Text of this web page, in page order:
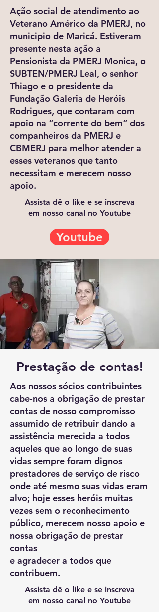
Ação social de atendimento ao
Veterano Américo da PMERJ, no
municipio de Maricá. Estiveram
presente nesta ação a
Pensionista da PMERJ Monica, o
SUBTEN/PMERJ Leal, o senhor
Thiago e o presidente da
Fundação Galeria de Heróis
Rodrigues, que contaram com
apoio na “corrente do bem” dos
companheiros da PMERJ e
CBMERJ para melhor atender a
esses veteranos que tanto
necessitam e merecem nosso
apoio.
Assista dê o like e se inscreva
em nosso canal no Youtube
Youtube
Prestação de contas!
Aos nossos sócios contribuintes
cabe-nos a obrigação de prestar
contas de nosso compromisso
assumido de retribuir dando a
assistência merecida a todos
aqueles que ao longo de suas
vidas sempre foram dignos
prestadores de serviço de risco
onde até mesmo suas vidas eram
alvo; hoje esses heróis muitas
vezes sem o reconhecimento
público, merecem nosso apoio e
nossa obrigação de prestar
contas
e agradecer a todos que
contribuem.
Assista dê o like e se inscreva
em nosso canal no Youtube